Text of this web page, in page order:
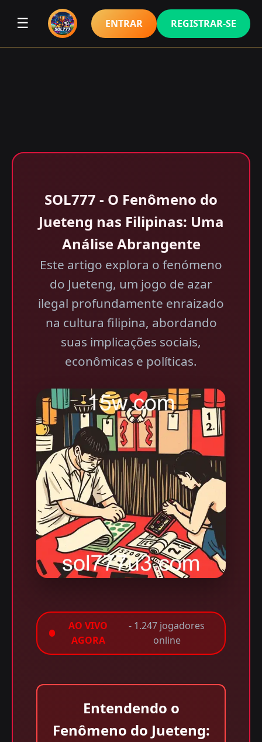
☰ ENTRAR REGISTRAR-SE
SOL777 - O Fenômeno do
Jueteng nas Filipinas: Uma
Análise Abrangente
Este artigo explora o fenómeno
do Jueteng, um jogo de azar
ilegal profundamente enraizado
na cultura filipina, abordando
suas implicações sociais,
econômicas e políticas.
AO VIVO
AGORA
- 1.247 jogadores
online
Entendendo o
Fenômeno do Jueteng: